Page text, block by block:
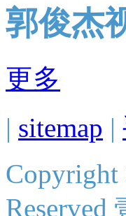
郭俊杰
更多
| sitemap |
Reserved